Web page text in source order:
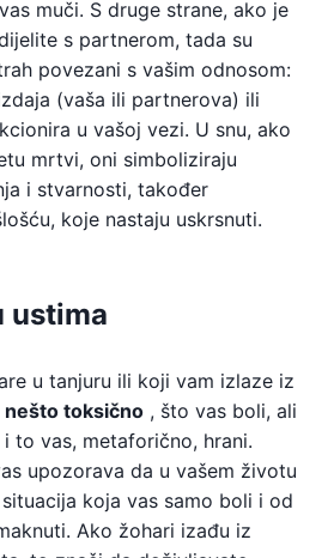
muči. S druge strane, ako je
s partnerom, tada su
povezani s vašim odnosom:
(vaša ili partnerova) ili
u vašoj vezi. U snu, ako
mrtvi, oni simboliziraju
i stvarnosti, također
koje nastaju uskrsnuti.
ustima
u tanjuru ili koji vam izlaze iz
nešto toksično , što vas boli, ali
to vas, metaforično, hrani.
upozorava da u vašem životu
koja vas samo boli i od
Ako žohari izađu iz